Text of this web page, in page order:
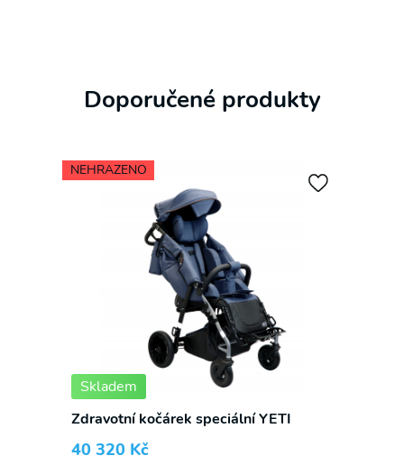
Doporučené produkty
Skladem
NEHRAZENO
Zdravotní kočárek speciální YETI
40 320 Kč